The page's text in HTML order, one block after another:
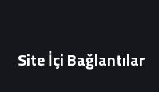
Site İçi Bağlantılar